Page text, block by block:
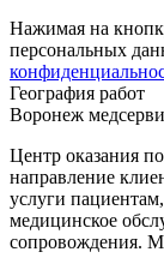
Нажимая на
персональных
География работ
Воронеж
Центр оказания
направление
услуги
медицинское
сопровождения.